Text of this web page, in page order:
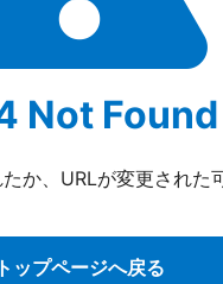
Not Found
か、URLが変更された
ップページへ戻る